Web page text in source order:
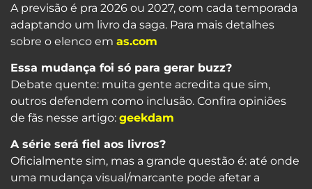
A previsão é pra 2026 ou 2027, com cada temporada
adaptando um livro da saga. Para mais detalhes
sobre o elenco em as.com
Essa mudança foi só para gerar buzz?
Debate quente: muita gente acredita que sim,
outros defendem como inclusão. Confira opiniões
de fãs nesse artigo: geekdam
A série será fiel aos livros?
Oficialmente sim, mas a grande questão é: até onde
uma mudança visual/marcante pode afetar a